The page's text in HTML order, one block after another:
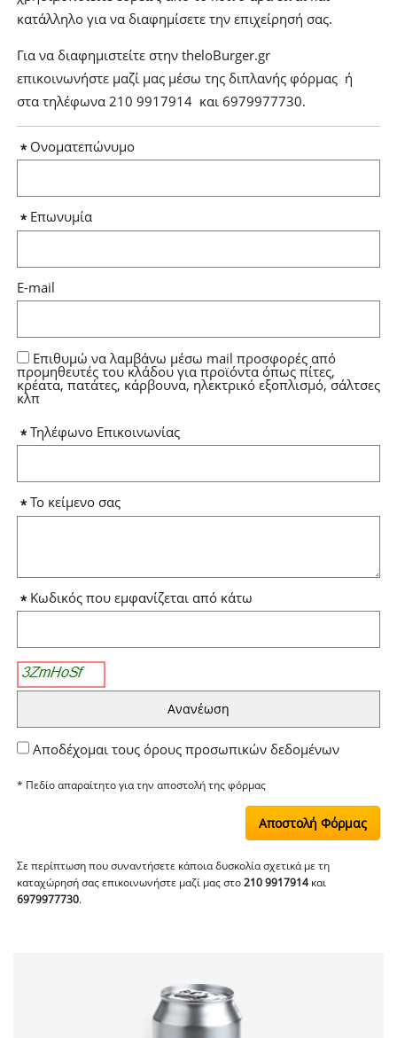
κατάλληλο για να διαφημίσετε την επιχείρησή σας.
Για να διαφημιστείτε στην theloBurger.gr
επικοινωνήστε μαζί μας μέσω της διπλανής φόρμας ή
στα τηλέφωνα 210 9917914 και 6979977730.
Επιθυμώ να λαμβάνω μέσω mail προσφορές από
προμηθευτές του κλάδου για προϊόντα όπως πίτες,
κρέατα, πατάτες, κάρβουνα, ηλεκτρικό εξοπλισμό, σάλτσες
κλπ
Το κείμενο σας
Αποδέχομαι τους όρους προσωπικών δεδομένων
* Πεδίο απαραίτητo για την αποστολή της φόρμας
Σε περίπτωση που συναντήσετε κάποια δυσκολία σχετικά με τη
καταχώρησή σας επικοινωνήστε μαζί μας στο210 9917914και
6979977730.